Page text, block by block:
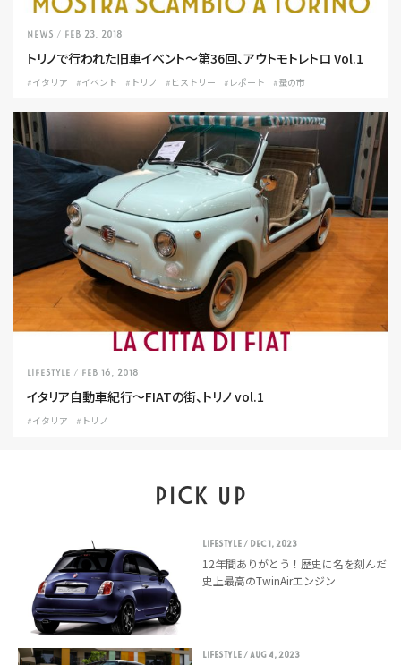
NEWS / Feb 23, 2018
トリノで行われた旧車イベント〜第36回、アウトモトレトロ Vol.1
#イタリア #イベント #トリノ #ヒストリー #レポート #蚤の市
LIFESTYLE / Feb 16, 2018
イタリア自動車紀行〜FIATの街、トリノ vol.1
#イタリア #トリノ
PICK UP
LIFESTYLE / Dec 1, 2023
12年間ありがとう！歴史に名を刻んだ
史上最高のTwinAirエンジン
LIFESTYLE / Aug 4, 2023